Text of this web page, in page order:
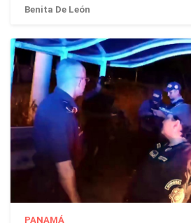
Benita De León
PANAMÁ